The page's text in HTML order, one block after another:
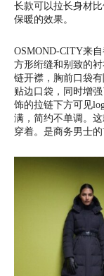
长款可以拉长身材
保暖的效果。
OSMOND-CITY来
方形绗缝和别致的
链开襟，胸前口袋
贴边口袋，同时增
饰的拉链下方可见
满，简约不单调。
穿着。是商务男士的